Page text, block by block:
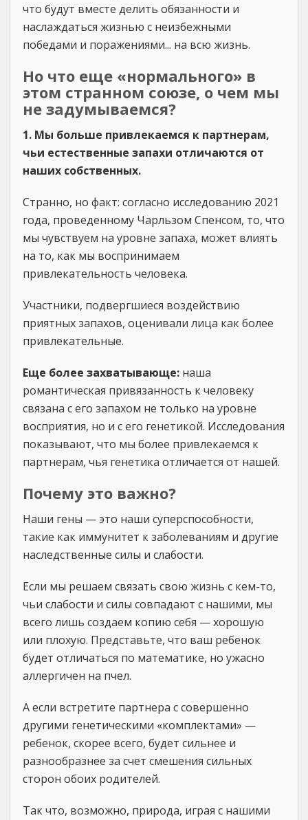
что будут вместе делить обязанности и
наслаждаться жизнью с неизбежными
победами и поражениями... на всю жизнь.
Но что еще «нормального» в
этом странном союзе, о чем мы
не задумываемся?
1. Мы больше привлекаемся к партнерам,
чьи естественные запахи отличаются от
наших собственных.
Странно, но факт: согласно исследованию 2021
года, проведенному Чарльзом Спенсом, то, что
мы чувствуем на уровне запаха, может влиять
на то, как мы воспринимаем
привлекательность человека.
Участники, подвергшиеся воздействию
приятных запахов, оценивали лица как более
привлекательные.
Еще более захватывающе: наша
романтическая привязанность к человеку
связана с его запахом не только на уровне
восприятия, но и с его генетикой. Исследования
показывают, что мы более привлекаемся к
партнерам, чья генетика отличается от нашей.
Почему это важно?
Наши гены — это наши суперспособности,
такие как иммунитет к заболеваниям и другие
наследственные силы и слабости.
Если мы решаем связать свою жизнь с кем-то,
чьи слабости и силы совпадают с нашими, мы
всего лишь создаем копию себя — хорошую
или плохую. Представьте, что ваш ребенок
будет отличаться по математике, но ужасно
аллергичен на пчел.
А если встретите партнера с совершенно
другими генетическими «комплектами» —
ребенок, скорее всего, будет сильнее и
разнообразнее за счет смешения сильных
сторон обоих родителей.
Так что, возможно, природа, играя с нашими